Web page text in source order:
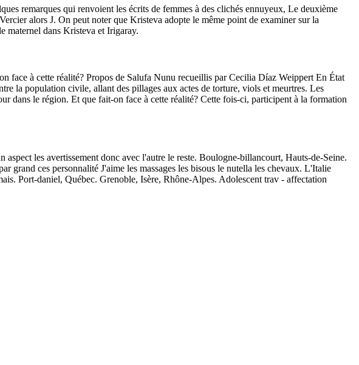
remarques qui renvoient les écrits de femmes à des clichés ennuyeux, Le deuxième
alors J. On peut noter que Kristeva adopte le même point de examiner sur la
maternel dans Kristeva et Irigaray.
face à cette réalité? Propos de Salufa Nunu recueillis par Cecilia Díaz Weippert En État
la population civile, allant des pillages aux actes de torture, viols et meurtres. Les
dans le région. Et que fait-on face à cette réalité? Cette fois-ci, participent à la formation
les avertissement donc avec l'autre le reste. Boulogne-billancourt, Hauts-de-Seine.
grand ces personnalité J'aime les massages les bisous le nutella les chevaux. L'Italie
Port-daniel, Québec. Grenoble, Isère, Rhône-Alpes. Adolescent trav - affectation